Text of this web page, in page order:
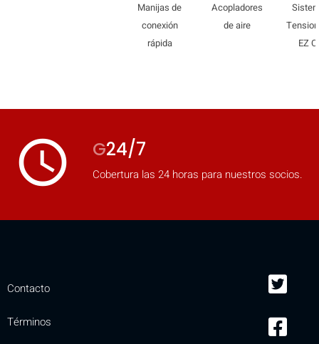
Comparar
OCULTAR
Manijas de
conexión
rápida
Acopladores
de aire
EZ
access_time G24/7
Cobertura las 24 horas para nuestros socios.
Contacto
Términos